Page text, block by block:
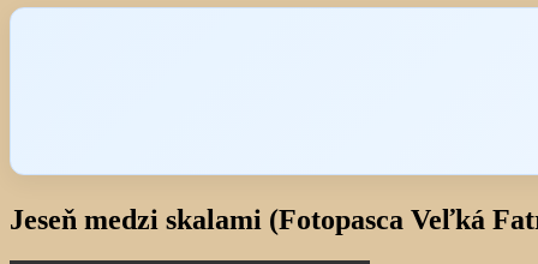
Jeseň medzi skalami (Fotopasca Veľká